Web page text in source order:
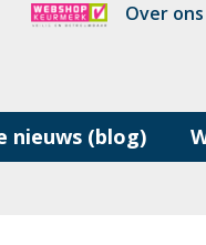
Over ons
nieuws (blog)